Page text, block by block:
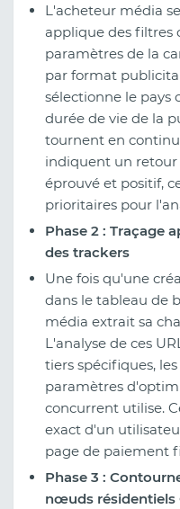
L'acheteur média
applique des filtres
paramètres de la
par format
sélectionne le pays
durée de vie de la
tournent en continu
indiquent un retour
éprouvé et positif,
prioritaires pour
Phase 2 : Traçage
des trackers
Une fois qu'une
dans le tableau de
média extrait sa
L'analyse de ces
tiers spécifiques,
paramètres
concurrent utilise.
exact d'un
page de paiement
Phase 3 :
nœuds résidentiels